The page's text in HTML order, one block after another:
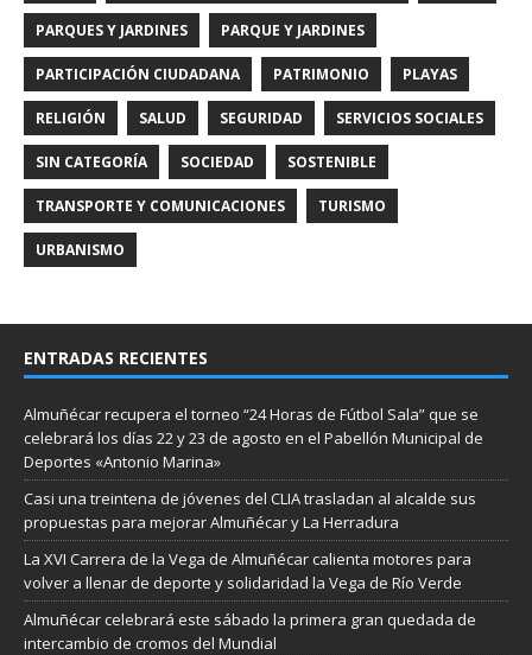
PARQUES Y JARDINES PARQUE Y JARDINES
PARTICIPACIÓN CIUDADANA PATRIMONIO PLAYAS
RELIGIÓN SALUD SEGURIDAD SERVICIOS SOCIALES
SIN CATEGORÍA SOCIEDAD SOSTENIBLE
TRANSPORTE Y COMUNICACIONES TURISMO
URBANISMO
ENTRADAS RECIENTES
Almuñécar recupera el torneo “24 Horas de Fútbol Sala” que se
celebrará los días 22 y 23 de agosto en el Pabellón Municipal de
Deportes «Antonio Marina»
Casi una treintena de jóvenes del CLIA trasladan al alcalde sus
propuestas para mejorar Almuñécar y La Herradura
La XVI Carrera de la Vega de Almuñécar calienta motores para
volver a llenar de deporte y solidaridad la Vega de Río Verde
Almuñécar celebrará este sábado la primera gran quedada de
intercambio de cromos del Mundial